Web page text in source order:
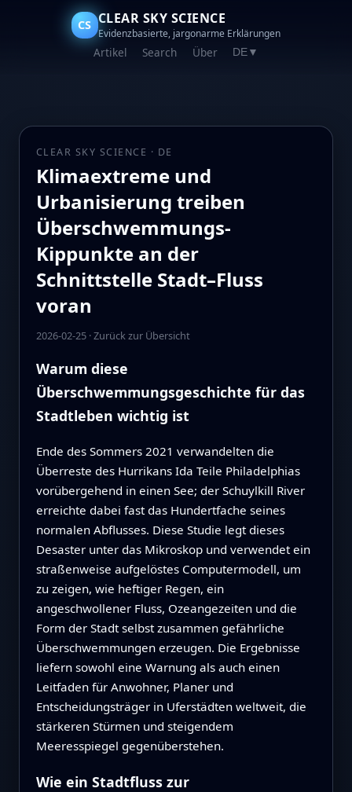
CS CLEAR SKY SCIENCE
Evidenzbasierte, jargonarme Erklärungen
Artikel Search Über DE▼
CLEAR SKY SCIENCE · DE
Klimaextreme und
Urbanisierung treiben
Überschwemmungs-
Kippunkte an der
Schnittstelle Stadt–Fluss
voran
2026-02-25·Zurück zur Übersicht
Warum diese
Überschwemmungsgeschichte für das
Stadtleben wichtig ist
Ende des Sommers 2021 verwandelten die
Überreste des Hurrikans Ida Teile Philadelphias
vorübergehend in einen See; der Schuylkill River
erreichte dabei fast das Hundertfache seines
normalen Abflusses. Diese Studie legt dieses
Desaster unter das Mikroskop und verwendet ein
straßenweise aufgelöstes Computermodell, um
zu zeigen, wie heftiger Regen, ein
angeschwollener Fluss, Ozeangezeiten und die
Form der Stadt selbst zusammen gefährliche
Überschwemmungen erzeugen. Die Ergebnisse
liefern sowohl eine Warnung als auch einen
Leitfaden für Anwohner, Planer und
Entscheidungsträger in Uferstädten weltweit, die
stärkeren Stürmen und steigendem
Meeresspiegel gegenüberstehen.
Wie ein Stadtfluss zur